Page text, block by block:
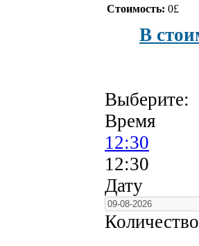
Стоимость: 0£
В
Выберите:
Время
12:30
12:30
Дату